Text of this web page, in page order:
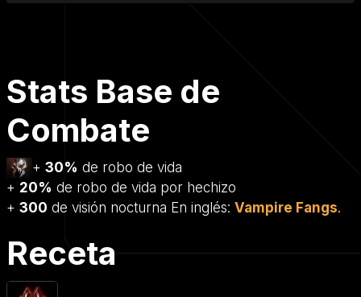
Stats Base de
Combate
+ 30% de robo de vida
+ 20% de robo de vida por hechizo
+ 300 de visión nocturna En inglés: Vampire Fangs.
Receta